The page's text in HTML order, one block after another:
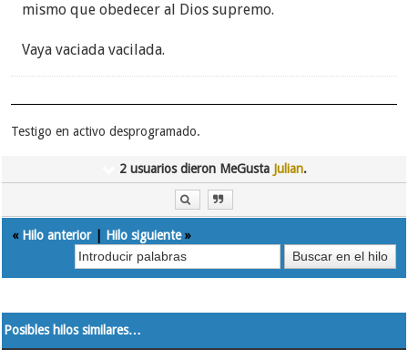
mismo que obedecer al Dios supremo.
Vaya vaciada vacilada.
Testigo en activo desprogramado.
2 usuarios dieron MeGusta Julian.
« Hilo anterior| Hilo siguiente»
Posibles hilos similares…